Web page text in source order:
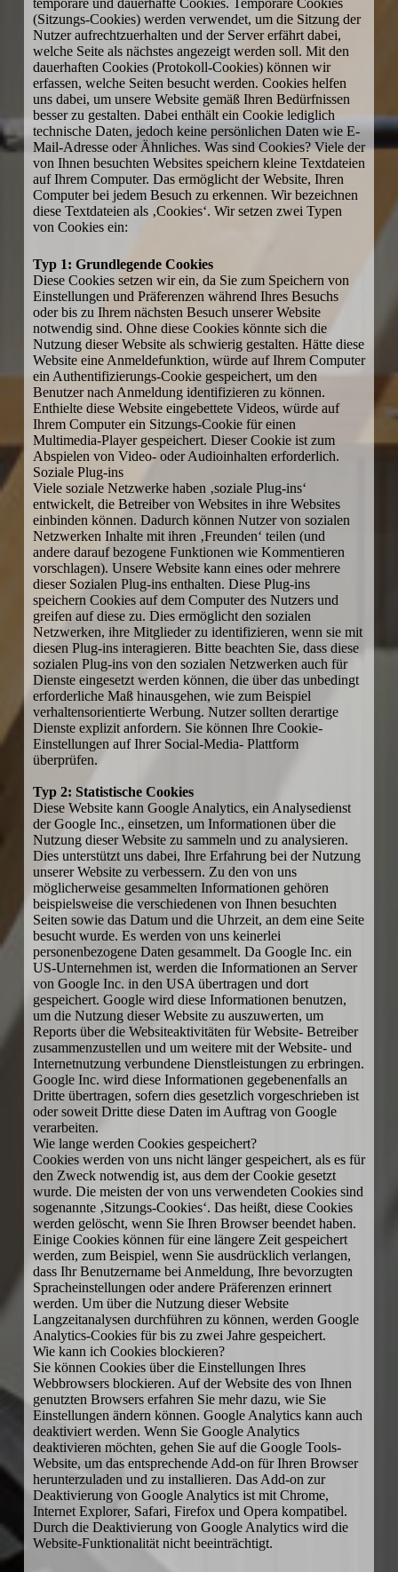
temporäre und dauerhafte Cookies. Temporäre Cookies
(Sitzungs-Cookies) werden verwendet, um die Sitzung der
Nutzer aufrechtzuerhalten und der Server erfährt dabei,
welche Seite als nächstes angezeigt werden soll. Mit den
dauerhaften Cookies (Protokoll-Cookies) können wir
erfassen, welche Seiten besucht werden. Cookies helfen
uns dabei, um unsere Website gemäß Ihren Bedürfnissen
besser zu gestalten. Dabei enthält ein Cookie lediglich
technische Daten, jedoch keine persönlichen Daten wie E-
Mail-Adresse oder Ähnliches. Was sind Cookies? Viele der
von Ihnen besuchten Websites speichern kleine Textdateien
auf Ihrem Computer. Das ermöglicht der Website, Ihren
Computer bei jedem Besuch zu erkennen. Wir bezeichnen
diese Textdateien als ‚Cookies‘. Wir setzen zwei Typen
von Cookies ein:
Typ 1: Grundlegende Cookies
Diese Cookies setzen wir ein, da Sie zum Speichern von
Einstellungen und Präferenzen während Ihres Besuchs
oder bis zu Ihrem nächsten Besuch unserer Website
notwendig sind. Ohne diese Cookies könnte sich die
Nutzung dieser Website als schwierig gestalten. Hätte diese
Website eine Anmeldefunktion, würde auf Ihrem Computer
ein Authentifizierungs-Cookie gespeichert, um den
Benutzer nach Anmeldung identifizieren zu können.
Enthielte diese Website eingebettete Videos, würde auf
Ihrem Computer ein Sitzungs-Cookie für einen
Multimedia-Player gespeichert. Dieser Cookie ist zum
Abspielen von Video- oder Audioinhalten erforderlich.
Soziale Plug-ins
Viele soziale Netzwerke haben ‚soziale Plug-ins‘
entwickelt, die Betreiber von Websites in ihre Websites
einbinden können. Dadurch können Nutzer von sozialen
Netzwerken Inhalte mit ihren ‚Freunden‘ teilen (und
andere darauf bezogene Funktionen wie Kommentieren
vorschlagen). Unsere Website kann eines oder mehrere
dieser Sozialen Plug-ins enthalten. Diese Plug-ins
speichern Cookies auf dem Computer des Nutzers und
greifen auf diese zu. Dies ermöglicht den sozialen
Netzwerken, ihre Mitglieder zu identifizieren, wenn sie mit
diesen Plug-ins interagieren. Bitte beachten Sie, dass diese
sozialen Plug-ins von den sozialen Netzwerken auch für
Dienste eingesetzt werden können, die über das unbedingt
erforderliche Maß hinausgehen, wie zum Beispiel
verhaltensorientierte Werbung. Nutzer sollten derartige
Dienste explizit anfordern. Sie können Ihre Cookie-
Einstellungen auf Ihrer Social-Media- Plattform
überprüfen.
Typ 2: Statistische Cookies
Diese Website kann Google Analytics, ein Analysedienst
der Google Inc., einsetzen, um Informationen über die
Nutzung dieser Website zu sammeln und zu analysieren.
Dies unterstützt uns dabei, Ihre Erfahrung bei der Nutzung
unserer Website zu verbessern. Zu den von uns
möglicherweise gesammelten Informationen gehören
beispielsweise die verschiedenen von Ihnen besuchten
Seiten sowie das Datum und die Uhrzeit, an dem eine Seite
besucht wurde. Es werden von uns keinerlei
personenbezogene Daten gesammelt. Da Google Inc. ein
US-Unternehmen ist, werden die Informationen an Server
von Google Inc. in den USA übertragen und dort
gespeichert. Google wird diese Informationen benutzen,
um die Nutzung dieser Website zu auszuwerten, um
Reports über die Websiteaktivitäten für Website- Betreiber
zusammenzustellen und um weitere mit der Website- und
Internetnutzung verbundene Dienstleistungen zu erbringen.
Google Inc. wird diese Informationen gegebenenfalls an
Dritte übertragen, sofern dies gesetzlich vorgeschrieben ist
oder soweit Dritte diese Daten im Auftrag von Google
verarbeiten.
Wie lange werden Cookies gespeichert?
Cookies werden von uns nicht länger gespeichert, als es für
den Zweck notwendig ist, aus dem der Cookie gesetzt
wurde. Die meisten der von uns verwendeten Cookies sind
sogenannte ‚Sitzungs-Cookies‘. Das heißt, diese Cookies
werden gelöscht, wenn Sie Ihren Browser beendet haben.
Einige Cookies können für eine längere Zeit gespeichert
werden, zum Beispiel, wenn Sie ausdrücklich verlangen,
dass Ihr Benutzername bei Anmeldung, Ihre bevorzugten
Spracheinstellungen oder andere Präferenzen erinnert
werden. Um über die Nutzung dieser Website
Langzeitanalysen durchführen zu können, werden Google
Analytics-Cookies für bis zu zwei Jahre gespeichert.
Wie kann ich Cookies blockieren?
Sie können Cookies über die Einstellungen Ihres
Webbrowsers blockieren. Auf der Website des von Ihnen
genutzten Browsers erfahren Sie mehr dazu, wie Sie
Einstellungen ändern können. Google Analytics kann auch
deaktiviert werden. Wenn Sie Google Analytics
deaktivieren möchten, gehen Sie auf die Google Tools-
Website, um das entsprechende Add-on für Ihren Browser
herunterzuladen und zu installieren. Das Add-on zur
Deaktivierung von Google Analytics ist mit Chrome,
Internet Explorer, Safari, Firefox und Opera kompatibel.
Durch die Deaktivierung von Google Analytics wird die
Website-Funktionalität nicht beeinträchtigt.